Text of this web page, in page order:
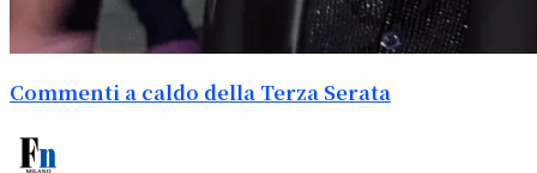
Commenti a caldo della Terza Serata